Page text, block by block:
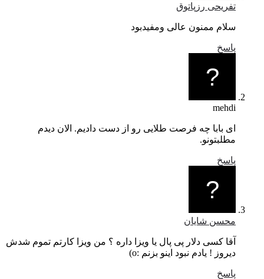
تفریحی رزپاتوق
سلام ممنون عالی ومفیدبود
mehdi
ای بابا چه فرصت طلایی رو از دست دادیم. الان دیدم
مطلبتونو.
محسن شایان
آقا کسی دلار پی پال یا ویزا داره ؟ من ویزا کارتم تموم شدش
دیروز ! یادم نبود اینو بزنم :o)